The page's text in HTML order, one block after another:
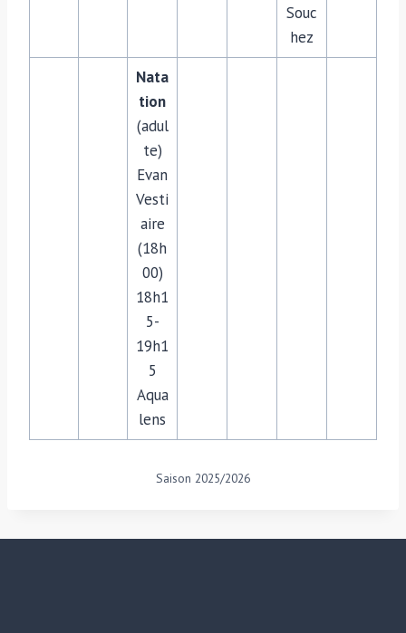
Souc
hez
Nata
tion
(adul
te)
Evan
Vesti
aire
(18h
00)
18h1
5-
19h1
5
Aqua
lens
Saison 2025/2026